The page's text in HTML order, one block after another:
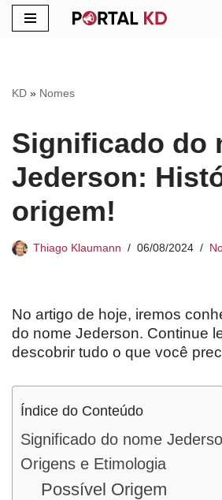
conteúdo
KD » Nomes
Significado do
Jederson:
origem!
Thiago Klaumann 06/08/2024
No artigo de hoje, iremos
do nome Jederson. Continue
descobrir tudo o que você
Índice do Conteúdo
Significado do nome
Origens e Etimologia
Possível Origem